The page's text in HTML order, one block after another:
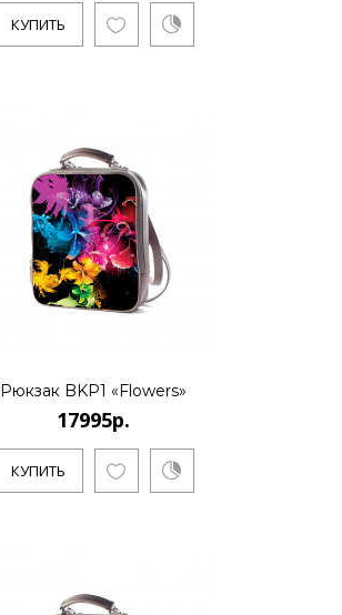
17995р.
КУПИТЬ
17995р.
КУПИТЬ
КУПИТЬ
Рюкзак BKP1 «Flowers»
17995р.
КУПИТЬ